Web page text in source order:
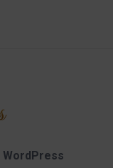
WordPress